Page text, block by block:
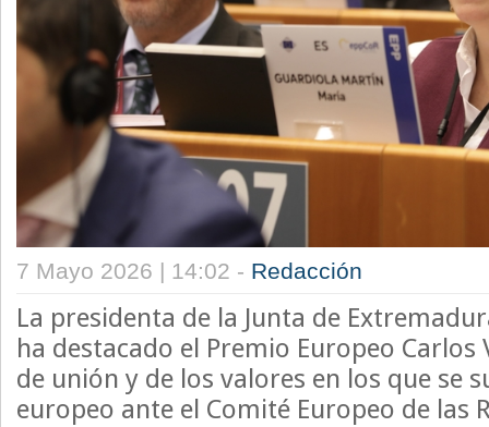
7 Mayo 2026 | 14:02 - Redacción
La presidenta de la Junta de
ha destacado el Premio Europeo
de unión y de los valores en los que se
europeo ante el Comité Europeo de las